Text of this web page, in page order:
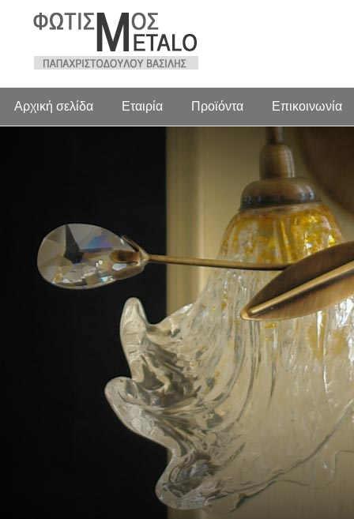
Αρχική σελίδα Εταιρία Προϊόντα Επικοινωνία